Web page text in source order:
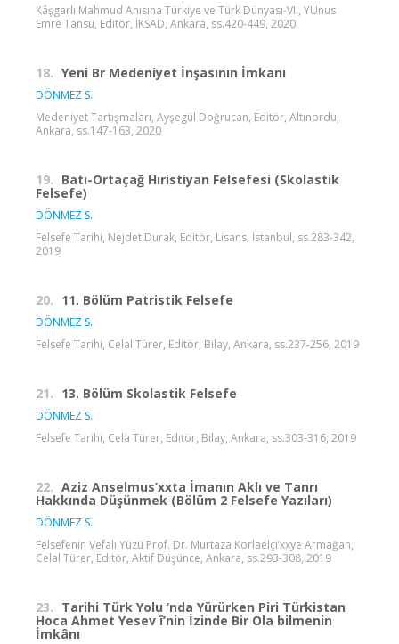
Kâşgarlı Mahmud Anısına Türkiye ve Türk Dünyası-VII, YUnus
Emre Tansü, Editör, İKSAD, Ankara, ss.420-449, 2020
18. Yeni Br Medeniyet İnşasının İmkanı
DÖNMEZ S.
Medeniyet Tartışmaları, Ayşegül Doğrucan, Editör, Altınordu,
Ankara, ss.147-163, 2020
19. Batı-Ortaçağ Hıristiyan Felsefesi (Skolastik
Felsefe)
DÖNMEZ S.
Felsefe Tarihi, Nejdet Durak, Editör, Lisans, İstanbul, ss.283-342,
2019
20. 11. Bölüm Patristik Felsefe
DÖNMEZ S.
Felsefe Tarihi, Celal Türer, Editör, Bilay, Ankara, ss.237-256, 2019
21. 13. Bölüm Skolastik Felsefe
DÖNMEZ S.
Felsefe Tarihi, Cela Türer, Editör, Bilay, Ankara, ss.303-316, 2019
22. Aziz Anselmus’xxta İmanın Aklı ve Tanrı
Hakkında Düşünmek (Bölüm 2 Felsefe Yazıları)
DÖNMEZ S.
Felsefenin Vefalı Yüzü Prof. Dr. Murtaza Korlaelçi’xxye Armağan,
Celal Türer, Editör, Aktif Düşünce, Ankara, ss.293-308, 2019
23. Tarihi Türk Yolu ’nda Yürürken Piri Türkistan
Hoca Ahmet Yesev î’nin İzinde Bir Ola bilmenin
İmkânı